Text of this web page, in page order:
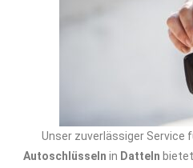
Unser zuverlässiger Service
Autoschlüsseln in Datteln